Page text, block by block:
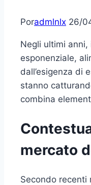
Poradmlnlx 26/
Negli ultimi
esponenziale,
dall’esigenza di
stanno
combina
mercato
Secondo recenti